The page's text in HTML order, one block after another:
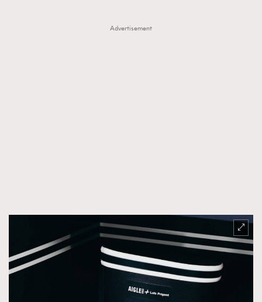
Advertisement